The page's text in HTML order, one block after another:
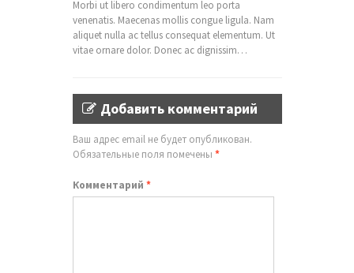
Morbi ut libero condimentum leo porta
venenatis. Maecenas mollis congue ligula. Nam
aliquet nulla ac tellus consequat elementum. Ut
vitae ornare dolor. Donec ac dignissim…
Добавить комментарий
Ваш адрес email не будет опубликован.
Обязательные поля помечены *
Комментарий *